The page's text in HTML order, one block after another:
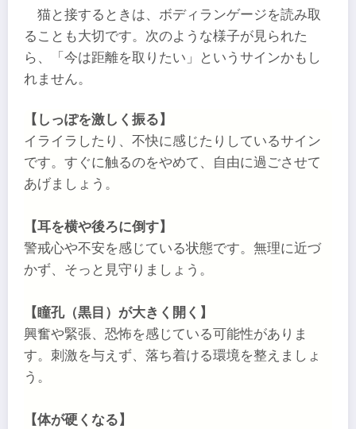
猫と接するときは、ボディランゲージを読み取
ることも大切です。次のような様子が見られた
ら、「今は距離を取りたい」というサインかもし
れません。
【しっぽを激しく振る】
イライラしたり、不快に感じたりしているサイン
です。すぐに触るのをやめて、自由に過ごさせて
あげましょう。
【耳を横や後ろに倒す】
警戒心や不安を感じている状態です。無理に近づ
かず、そっと見守りましょう。
【瞳孔（黒目）が大きく開く】
興奮や緊張、恐怖を感じている可能性がありま
す。刺激を与えず、落ち着ける環境を整えましょ
う。
【体が硬くなる】